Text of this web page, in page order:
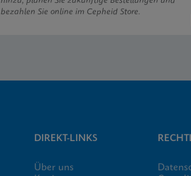
bezahlen Sie online im Cepheid Store.
DIREKT-LINKS
Über uns